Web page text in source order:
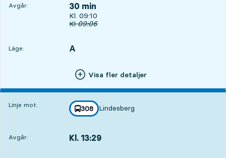
Avgår: 30 min
Avgår, Kl. 09:10, om 30 min
Kl. 09:10
Ursprunglig avgångstid
Kl09:06
Läge:
LÄGE, A
,
Visa fler detaljer
Linje mot: linje
308
mot
Lindesberg
,
Avgår: Kl. 13:29